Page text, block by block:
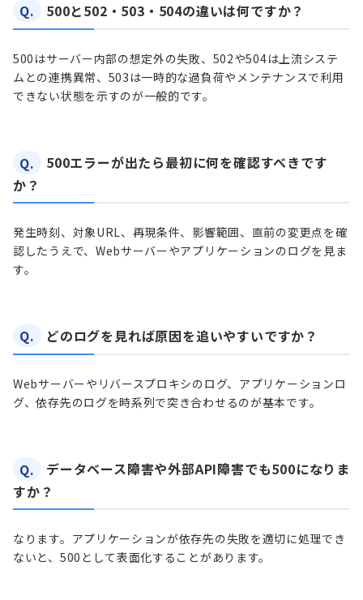
Q. 500と502・503・504の違いは何ですか？
500はサーバー内部の想定外の失敗、502や504は上流システ
ムとの連携異常、503は一時的な過負荷やメンテナンスで利用
できない状態を示すのが一般的です。
Q.
500エラーが出たら最初に何を確認すべきです
か？
発生時刻、対象URL、再現条件、影響範囲、直前の変更点を確
認したうえで、Webサーバーやアプリケーションのログを見ま
す。
Q. どのログを見れば原因を追いやすいですか？
Webサーバーやリバースプロキシのログ、アプリケーションロ
グ、依存先のログを時系列で突き合わせるのが基本です。
Q.
データベース障害や外部API障害でも500になりま
すか？
なります。アプリケーションが依存先の失敗を適切に処理でき
ないと、500として表面化することがあります。